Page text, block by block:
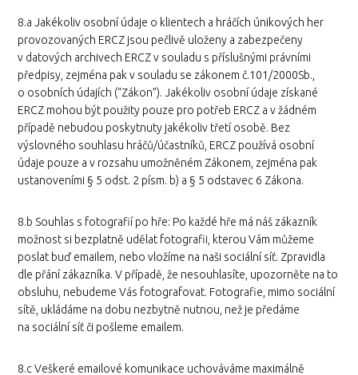
8.a Jakékoliv osobní údaje o klientech a hráčích únikových her
provozovaných ERCZ jsou pečlivě uloženy a zabezpečeny
v datových archivech ERCZ v souladu s příslušnými právními
předpisy, zejména pak v souladu se zákonem č.101/2000Sb.,
o osobních údajích (“Zákon”). Jakékoliv osobní údaje získané
ERCZ mohou být použity pouze pro potřeb ERCZ a v žádném
případě nebudou poskytnuty jakékoliv třetí osobě. Bez
výslovného souhlasu hráčů/účastníků, ERCZ používá osobní
údaje pouze a v rozsahu umožněném Zákonem, zejména pak
ustanoveními § 5 odst. 2 písm. b) a § 5 odstavec 6 Zákona.
8.b Souhlas s fotografií po hře: Po každé hře má náš zákazník
možnost si bezplatně udělat fotografii, kterou Vám můžeme
poslat buď emailem, nebo vložíme na naši sociální síť. Zpravidla
dle přání zákazníka. V případě, že nesouhlasíte, upozorněte na to
obsluhu, nebudeme Vás fotografovat. Fotografie, mimo sociální
sítě, ukládáme na dobu nezbytně nutnou, než je předáme
na sociální síť či pošleme emailem.
8.c Veškeré emailové komunikace uchováváme maximálně